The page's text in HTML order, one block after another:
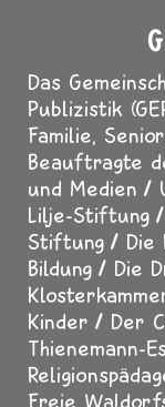
Das
Publizistik
Familie,
Beauftragte
und Medien
Lilje-Stiftung
Stiftung
Die
Bildung
Die
Kinder
Der
Thienemann-
Freie